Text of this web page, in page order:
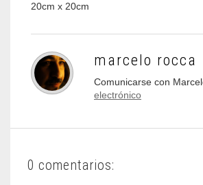
20cm x 20cm
marcelo rocca
Comunicarse con
electrónico
0 comentarios: